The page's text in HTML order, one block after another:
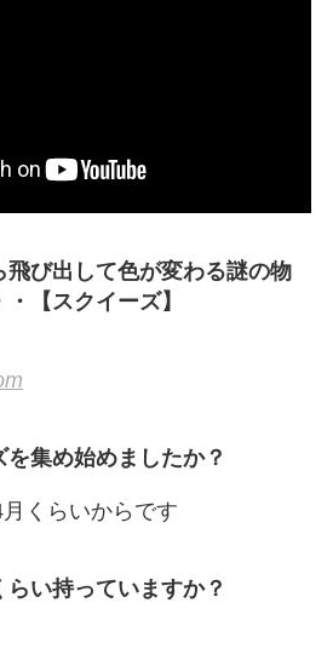
飛び出して色が変わる謎の物
【スクイーズ】
集め始めましたか？
くらいからです
い持っていますか？